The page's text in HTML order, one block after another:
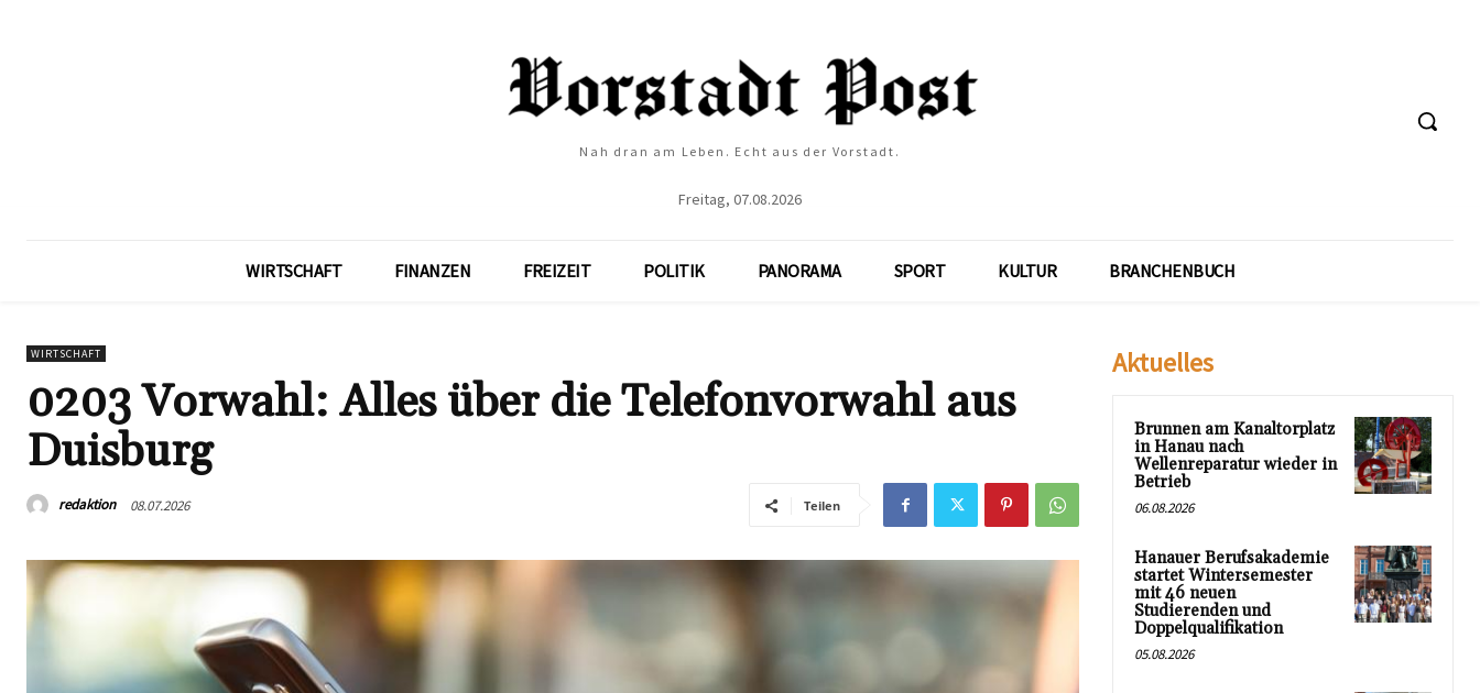
Nah dran am Leben. Echt aus der Vorstadt.
Freitag, 07.08.2026
WIRTSCHAFT FINANZEN FREIZEIT POLITIK PANORAMA SPORT KULTUR BRANCHENBUCH
WIRTSCHAFT
0203 Vorwahl: Alles über die Telefonvorwahl aus
Duisburg
redaktion 08.07.2026 Teilen
Aktuelles
Brunnen am Kanaltorplatz
in Hanau nach
Wellenreparatur wieder in
Betrieb
06.08.2026
Hanauer Berufsakademie
startet Wintersemester
mit 46 neuen
Studierenden und
Doppelqualifikation
05.08.2026